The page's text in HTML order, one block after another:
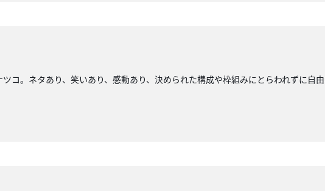
コ。ネタあり、笑いあり、感動あり、決められた構成や枠組みにとらわれずに自由